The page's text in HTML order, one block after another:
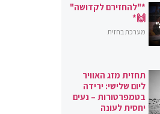
*"להחזירם לקדושה"
🙌*
מערכת בחזית
תחזית מזג האוויר
ליום שלישי: ירידה
בטמפרטורות – נעים
יחסית לעונה